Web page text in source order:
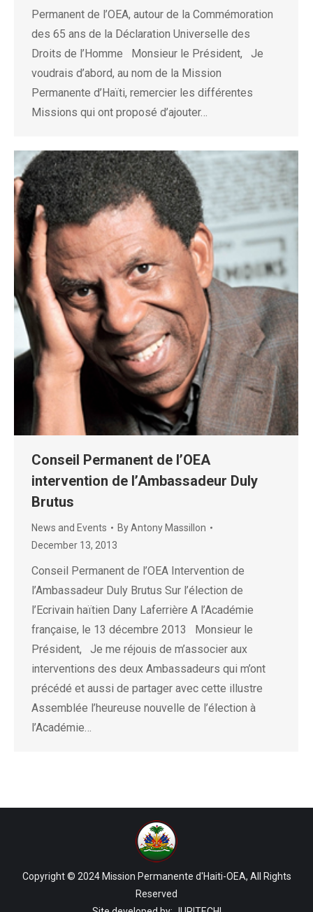
Permanent de l’OEA, autour de la Commémoration
des 65 ans de la Déclaration Universelle des
Droits de l’Homme Monsieur le Président, Je
voudrais d’abord, au nom de la Mission
Permanente d’Haïti, remercier les différentes
Missions qui ont proposé d’ajouter…
Conseil Permanent de l’OEA
intervention de l’Ambassadeur Duly
Brutus
News and Events ByAntony Massillon
December 13, 2013
Conseil Permanent de l’OEA Intervention de
l’Ambassadeur Duly Brutus Sur l’élection de
l’Ecrivain haïtien Dany Laferrière A l’Académie
française, le 13 décembre 2013 Monsieur le
Président, Je me réjouis de m’associer aux
interventions des deux Ambassadeurs qui m’ont
précédé et aussi de partager avec cette illustre
Assemblée l’heureuse nouvelle de l’élection à
l’Académie…
Copyright © 2024 Mission Permanente d'Haiti-OEA, All Rights
Reserved